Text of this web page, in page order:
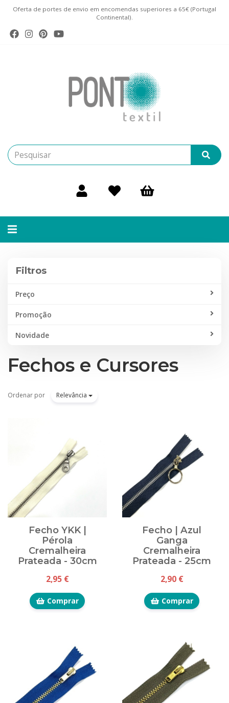
Oferta de portes de envio em encomendas superiores a 65€ (Portugal
Continental).
Alternar
Filtros
Preço
Promoção
Novidade
Fechos e Cursores
Ordenar por Relevância
Fecho YKK |
Pérola
Cremalheira
Prateada - 30cm
2,95 €
Comprar
Fecho | Azul
Ganga
Cremalheira
Prateada - 25cm
2,90 €
Comprar